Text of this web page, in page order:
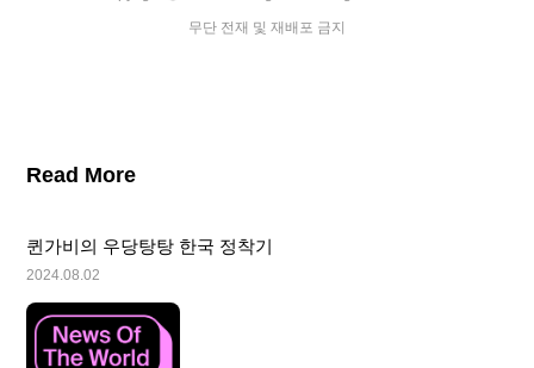
무단 전재 및 재배포 금지
Read More
퀸가비의 우당탕탕 한국 정착기
2024.08.02